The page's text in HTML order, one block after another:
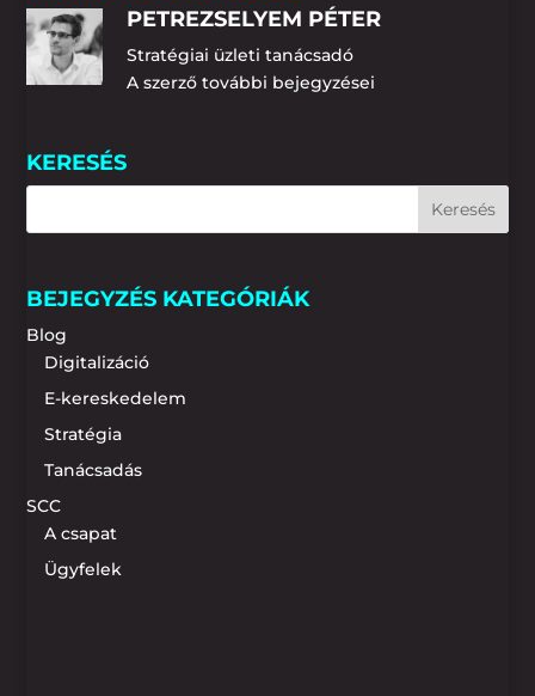
PETREZSELYEM PÉTER
Stratégiai üzleti tanácsadó
A szerző további bejegyzései
KERESÉS
BEJEGYZÉS KATEGÓRIÁK
Blog
Digitalizáció
E-kereskedelem
Stratégia
Tanácsadás
SCC
A csapat
Ügyfelek